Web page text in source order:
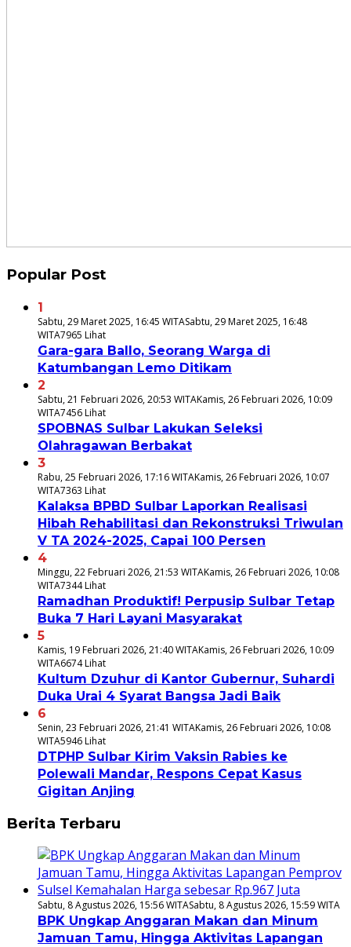
Popular Post
1
Sabtu, 29 Maret 2025, 16:45 WITASabtu, 29 Maret 2025, 16:48
WITA7965 Lihat
Gara-gara Ballo, Seorang Warga di
Katumbangan Lemo Ditikam
2
Sabtu, 21 Februari 2026, 20:53 WITAKamis, 26 Februari 2026, 10:09
WITA7456 Lihat
SPOBNAS Sulbar Lakukan Seleksi
Olahragawan Berbakat
3
Rabu, 25 Februari 2026, 17:16 WITAKamis, 26 Februari 2026, 10:07
WITA7363 Lihat
Kalaksa BPBD Sulbar Laporkan Realisasi
Hibah Rehabilitasi dan Rekonstruksi Triwulan
V TA 2024-2025, Capai 100 Persen
4
Minggu, 22 Februari 2026, 21:53 WITAKamis, 26 Februari 2026, 10:08
WITA7344 Lihat
Ramadhan Produktif! Perpusip Sulbar Tetap
Buka 7 Hari Layani Masyarakat
5
Kamis, 19 Februari 2026, 21:40 WITAKamis, 26 Februari 2026, 10:09
WITA6674 Lihat
Kultum Dzuhur di Kantor Gubernur, Suhardi
Duka Urai 4 Syarat Bangsa Jadi Baik
6
Senin, 23 Februari 2026, 21:41 WITAKamis, 26 Februari 2026, 10:08
WITA5946 Lihat
DTPHP Sulbar Kirim Vaksin Rabies ke
Polewali Mandar, Respons Cepat Kasus
Gigitan Anjing
Berita Terbaru
Sabtu, 8 Agustus 2026, 15:56 WITASabtu, 8 Agustus 2026, 15:59 WITA
BPK Ungkap Anggaran Makan dan Minum
Jamuan Tamu, Hingga Aktivitas Lapangan